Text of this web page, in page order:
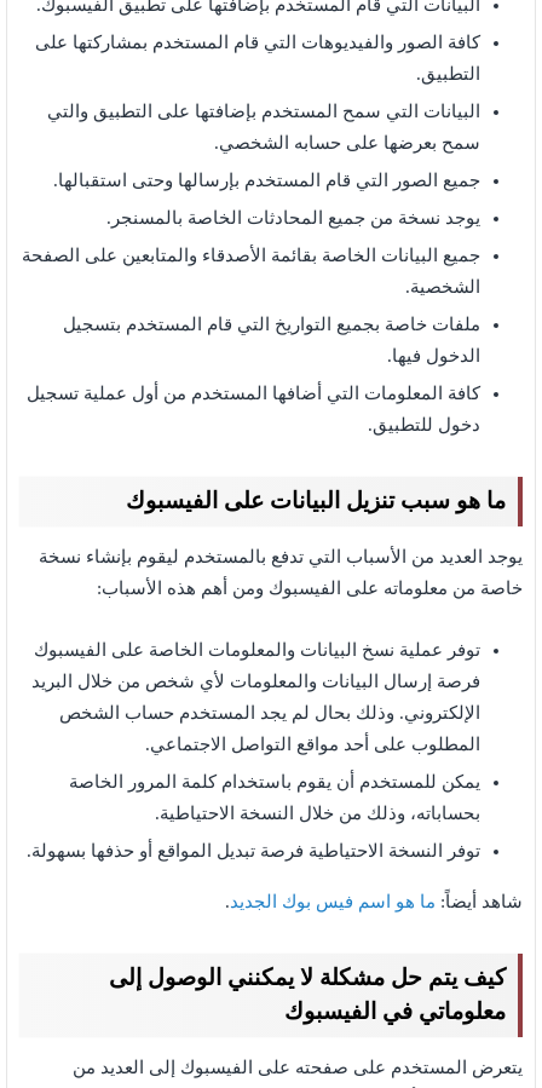
البيانات التي قام المستخدم بإضافتها على تطبيق الفيسبوك.
كافة الصور والفيديوهات التي قام المستخدم بمشاركتها على
التطبيق.
البيانات التي سمح المستخدم بإضافتها على التطبيق والتي
سمح بعرضها على حسابه الشخصي.
جميع الصور التي قام المستخدم بإرسالها وحتى استقبالها.
يوجد نسخة من جميع المحادثات الخاصة بالمسنجر.
جميع البيانات الخاصة بقائمة الأصدقاء والمتابعين على الصفحة
الشخصية.
ملفات خاصة بجميع التواريخ التي قام المستخدم بتسجيل
الدخول فيها.
كافة المعلومات التي أضافها المستخدم من أول عملية تسجيل
دخول للتطبيق.
ما هو سبب تنزيل البيانات على الفيسبوك
يوجد العديد من الأسباب التي تدفع بالمستخدم ليقوم بإنشاء نسخة
خاصة من معلوماته على الفيسبوك ومن أهم هذه الأسباب:
توفر عملية نسخ البيانات والمعلومات الخاصة على الفيسبوك
فرصة إرسال البيانات والمعلومات لأي شخص من خلال البريد
الإلكتروني. وذلك بحال لم يجد المستخدم حساب الشخص
المطلوب على أحد مواقع التواصل الاجتماعي.
يمكن للمستخدم أن يقوم باستخدام كلمة المرور الخاصة
بحساباته، وذلك من خلال النسخة الاحتياطية.
توفر النسخة الاحتياطية فرصة تبديل المواقع أو حذفها بسهولة.
شاهد أيضاً: ما هو اسم فيس بوك الجديد.
كيف يتم حل مشكلة لا يمكنني الوصول إلى
معلوماتي في الفيسبوك
يتعرض المستخدم على صفحته على الفيسبوك إلى العديد من